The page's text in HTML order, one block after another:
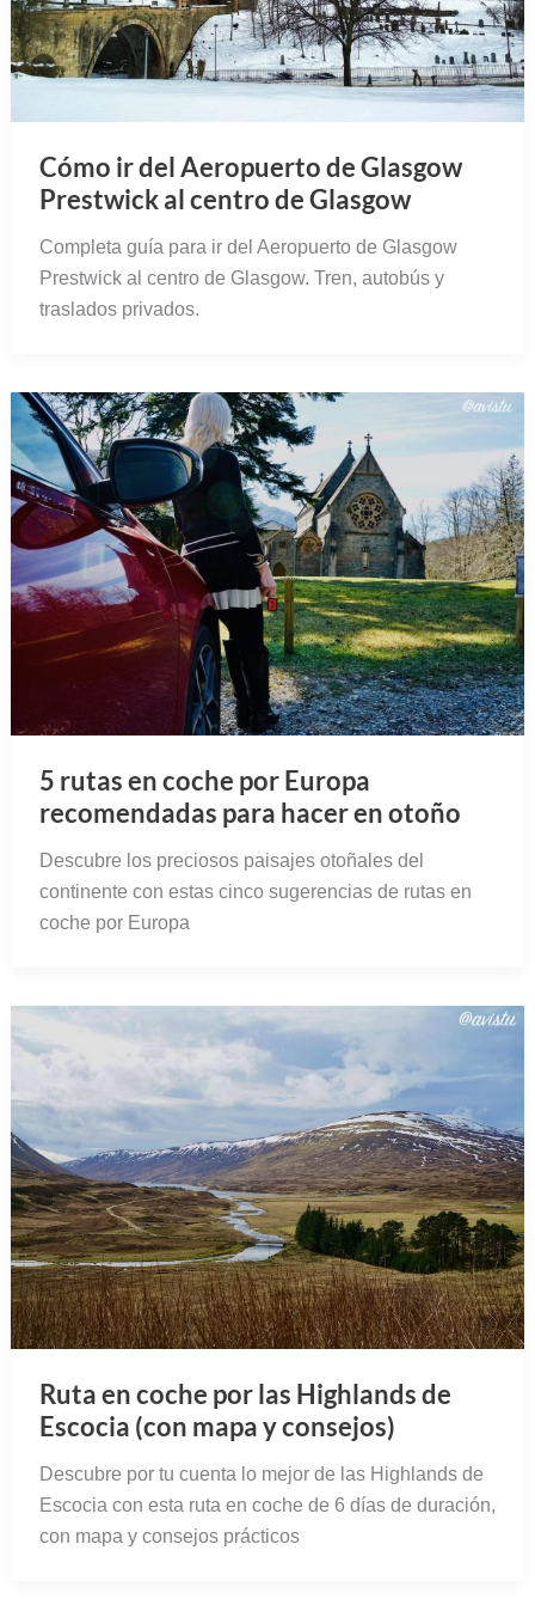
Cómo ir del Aeropuerto de Glasgow
Prestwick al centro de Glasgow
Completa guía para ir del Aeropuerto de Glasgow
Prestwick al centro de Glasgow. Tren, autobús y
traslados privados.
5 rutas en coche por Europa
recomendadas para hacer en otoño
Descubre los preciosos paisajes otoñales del
continente con estas cinco sugerencias de rutas en
coche por Europa
Ruta en coche por las Highlands de
Escocia (con mapa y consejos)
Descubre por tu cuenta lo mejor de las Highlands de
Escocia con esta ruta en coche de 6 días de duración,
con mapa y consejos prácticos